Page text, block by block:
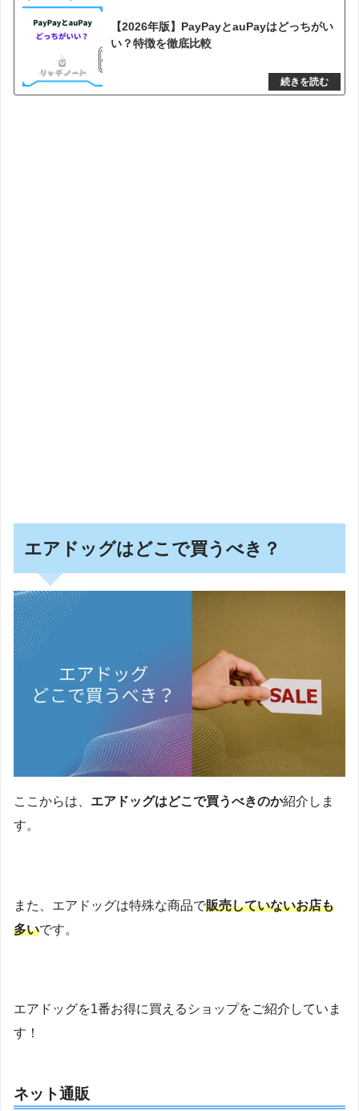
【2026年版】PayPayとauPayはどっちがい
い？特徴を徹底比較
エアドッグはどこで買うべき？
ここからは、 エアドッグはどこで買うべきのか紹介しま
す。
また、エアドッグは特殊な商品で販売していないお店も
多いです。
エアドッグを1番お得に買えるショップをご紹介していま
す！
ネット通販